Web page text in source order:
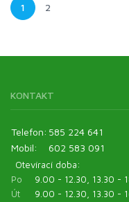
1 2
KONTAKT
Telefon: 585 224 641
Mobil:
602 583 091
Otevírací doba:
Po
9.00 - 12.30, 13.30 -
Út
9.00 - 12.30, 13.30 -